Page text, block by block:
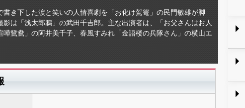
き下した涙と笑いの人情喜劇を「お化け駕篭」の民門敏雄が脚
は「浅太郎鴉」の武田千吉郎。主な出演者は、「お父さんはお人
鴛鴦」の阿井美千子、春風すみれ「金語楼の兵隊さん」の横山エ